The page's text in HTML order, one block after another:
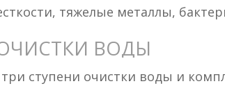
тяжелые металлы,
ВОДЫ
ступени очистки воды и